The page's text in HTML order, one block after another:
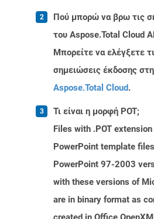
Πού μπορώ να βρω τις
του Aspose.Total Cloud
Μπορείτε να ελέγξετε
σημειώσεις έκδοσης στη
Aspose.Total Cloud.
Τι είναι η μορφή POT;
Files with .POT
PowerPoint template
PowerPoint 97-2003
with these versions of
are in binary format as